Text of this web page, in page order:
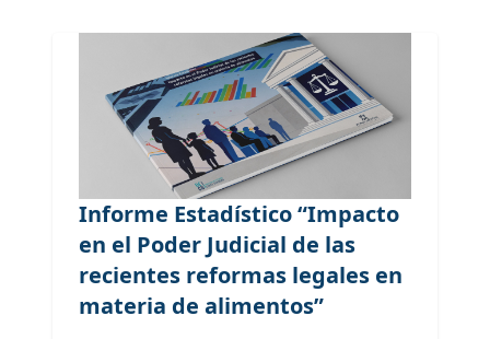
Informe Estadístico “Impacto
en el Poder Judicial de las
recientes reformas legales en
materia de alimentos”